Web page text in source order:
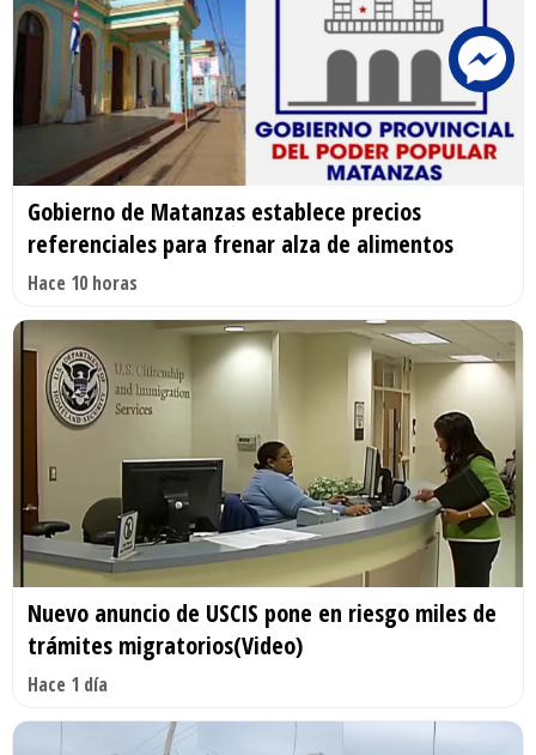
Gobierno de Matanzas establece precios
referenciales para frenar alza de alimentos
Hace 10 horas
Nuevo anuncio de USCIS pone en riesgo miles de
trámites migratorios(Video)
Hace 1 día